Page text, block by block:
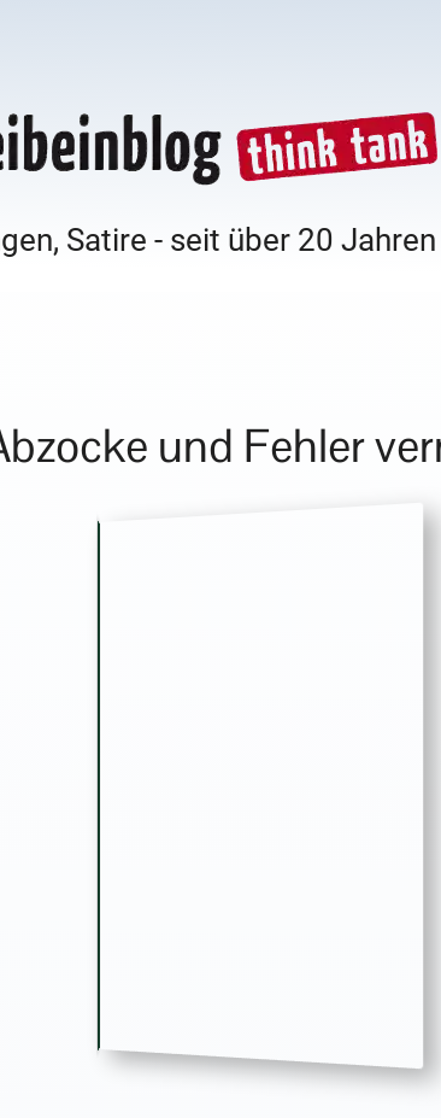
Satire - seit über 20 Jahren
und Fehler